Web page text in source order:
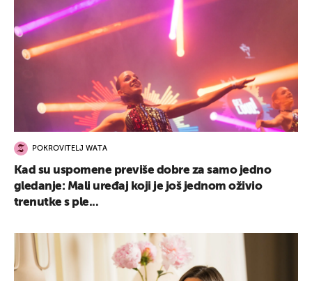
POKROVITELJ WATA
Kad su uspomene previše dobre za samo jedno
gledanje: Mali uređaj koji je još jednom oživio
trenutke s ple...